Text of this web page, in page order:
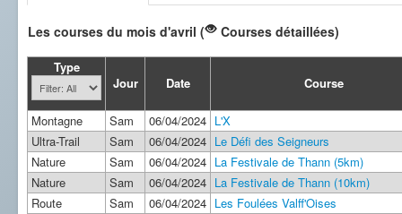
Les courses du mois d'avril ( Courses détaillées)
Type
Jour
Date Course
Montagne Sam 06/04/2024 L'X
Ultra-Trail
Sam 06/04/2024 Le Défi des Seigneurs
Nature
Sam 06/04/2024 La Festivale de Thann (5km)
Nature
Sam 06/04/2024 La Festivale de Thann (10km)
Route
Sam 06/04/2024 Les Foulées Valff'Oises